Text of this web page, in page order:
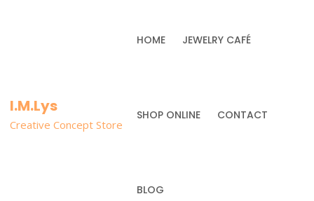
I.M.Lys
Creative Concept Store
HOME JEWELRY CAFÉ
SHOP ONLINE CONTACT
BLOG